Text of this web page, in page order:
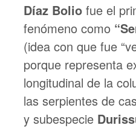
Díaz Bolio fue el
fenómeno como
(idea con que fue
porque representa
longitudinal de la
las serpientes de
y subespecie